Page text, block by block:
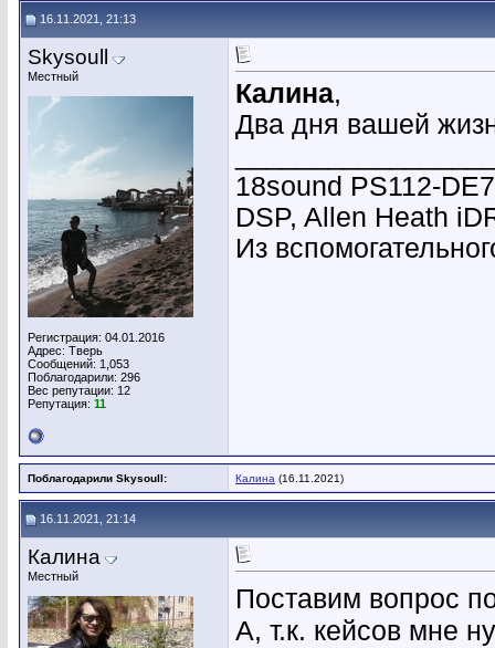
16.11.2021, 21:13
Skysoull
Местный
Регистрация: 04.01.2016
Адрес: Тверь
Сообщений: 1,053
Поблагодарили: 296
Вес репутации: 12
Репутация: 11
Калина,
Два дня вашей
18sound PS112-
DSP, Allen Heath
Из
Поблагодарили Skysoull: Калина (16.11.2021)
16.11.2021, 21:14
Калина
Местный
Поставим вопрос
А, т.к. кейсов мне